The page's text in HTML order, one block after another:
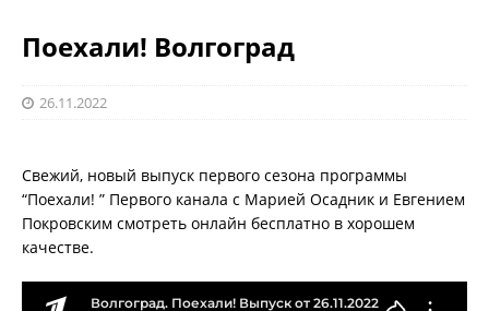
Поехали! Волгоград
26.11.2022
Свежий, новый выпуск первого сезона программы
“Поехали! ” Первого канала с Марией Осадник и Евгением
Покровским смотреть онлайн бесплатно в хорошем
качестве.